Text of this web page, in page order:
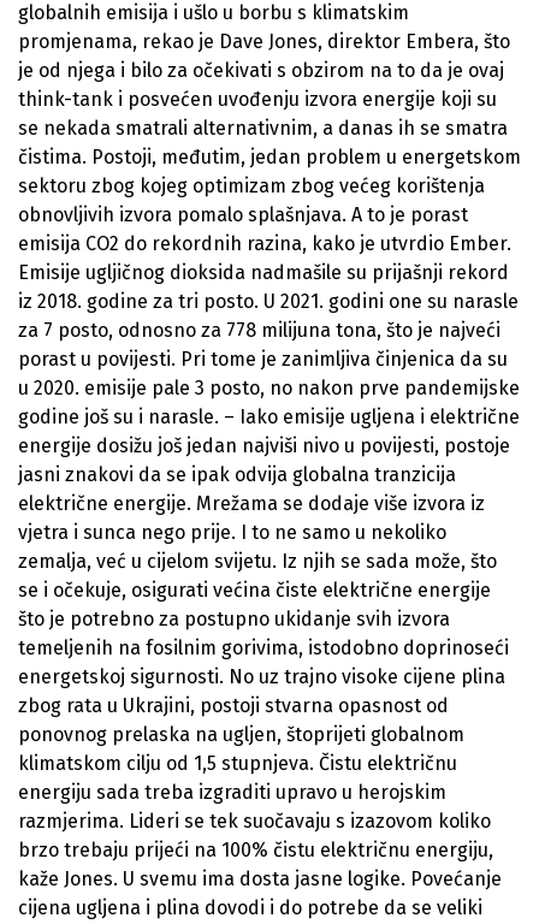
globalnih emisija i ušlo u borbu s klimatskim
promjenama, rekao je Dave Jones, direktor Embera, što
je od njega i bilo za očekivati s obzirom na to da je ovaj
think-tank i posvećen uvođenju izvora energije koji su
se nekada smatrali alternativnim, a danas ih se smatra
čistima. Postoji, međutim, jedan problem u energetskom
sektoru zbog kojeg optimizam zbog većeg korištenja
obnovljivih izvora pomalo splašnjava. A to je porast
emisija CO2 do rekordnih razina, kako je utvrdio Ember.
Emisije ugljičnog dioksida nadmašile su prijašnji rekord
iz 2018. godine za tri posto. U 2021. godini one su narasle
za 7 posto, odnosno za 778 milijuna tona, što je najveći
porast u povijesti. Pri tome je zanimljiva činjenica da su
u 2020. emisije pale 3 posto, no nakon prve pandemijske
godine još su i narasle. – Iako emisije ugljena i električne
energije dosižu još jedan najviši nivo u povijesti, postoje
jasni znakovi da se ipak odvija globalna tranzicija
električne energije. Mrežama se dodaje više izvora iz
vjetra i sunca nego prije. I to ne samo u nekoliko
zemalja, već u cijelom svijetu. Iz njih se sada može, što
se i očekuje, osigurati većina čiste električne energije
što je potrebno za postupno ukidanje svih izvora
temeljenih na fosilnim gorivima, istodobno doprinoseći
energetskoj sigurnosti. No uz trajno visoke cijene plina
zbog rata u Ukrajini, postoji stvarna opasnost od
ponovnog prelaska na ugljen, štoprijeti globalnom
klimatskom cilju od 1,5 stupnjeva. Čistu električnu
energiju sada treba izgraditi upravo u herojskim
razmjerima. Lideri se tek suočavaju s izazovom koliko
brzo trebaju prijeći na 100% čistu električnu energiju,
kaže Jones. U svemu ima dosta jasne logike. Povećanje
cijena ugljena i plina dovodi i do potrebe da se veliki